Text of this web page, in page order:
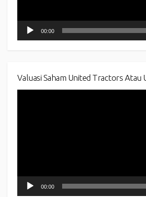
00:00
Valuasi Saham United Tractors Atau
00:00